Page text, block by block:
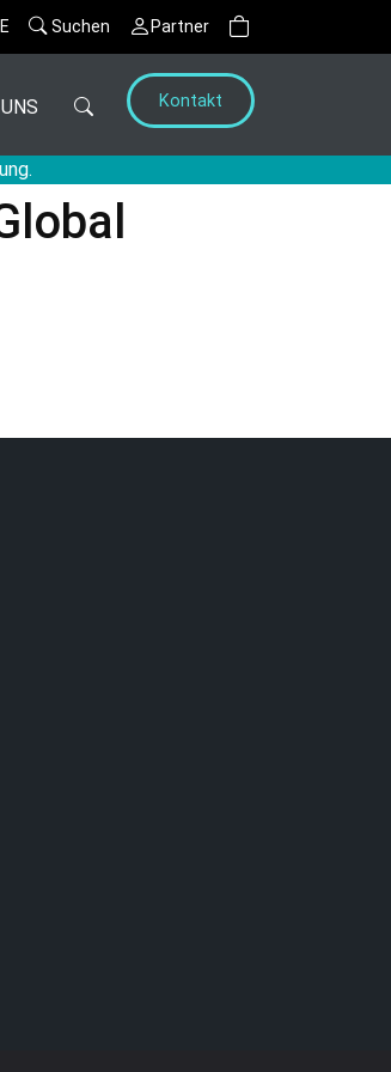
Suchen Partner
Kontakt